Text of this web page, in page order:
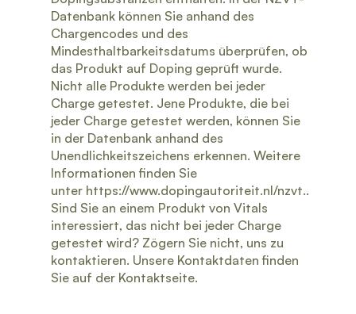
Datenbank können Sie anhand des
Chargencodes und des
Mindesthaltbarkeitsdatums überprüfen, ob
das Produkt auf Doping geprüft wurde.
Nicht alle Produkte werden bei jeder
Charge getestet. Jene Produkte, die bei
jeder Charge getestet werden, können Sie
in der Datenbank anhand des
Unendlichkeitszeichens erkennen. Weitere
Informationen finden Sie
unter https://www.dopingautoriteit.nl/nzvt..
Sind Sie an einem Produkt von Vitals
interessiert, das nicht bei jeder Charge
getestet wird? Zögern Sie nicht, uns zu
kontaktieren. Unsere Kontaktdaten finden
Sie auf der Kontaktseite.